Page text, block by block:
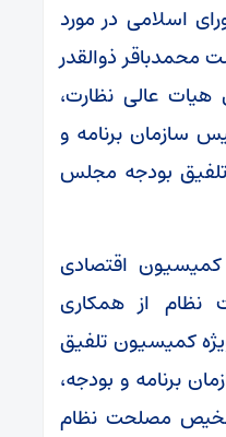
اسلامی در مورد
به ریاست محمدباقر ذوالقدر
عالی نظارت،
سازمان برنامه و
بودجه مجلس
اقتصادی
از همکاری
کمیسیون تلفیق
برنامه و بودجه،
مصلحت نظام